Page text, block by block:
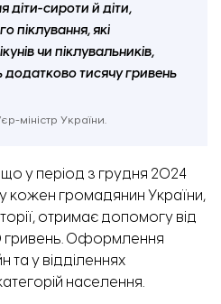
сироти й діти,
піклування, які
чи піклувальників,
тисячу гривень
міністр України.
що у період з грудня 2024
кожен громадянин України,
отримає допомогу від
Оформлення
у відділеннях
населення.